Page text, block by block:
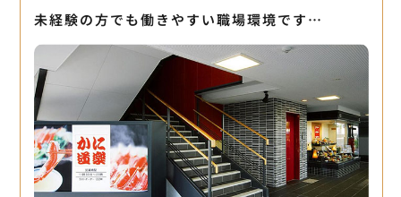
未経験の方でも働きやすい職場環境です…